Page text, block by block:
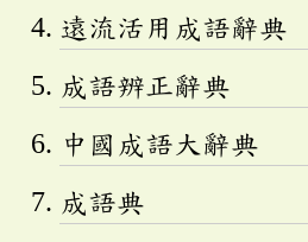
遠流活用成語辭典
成語辨正辭典
中國成語大辭典
成語典